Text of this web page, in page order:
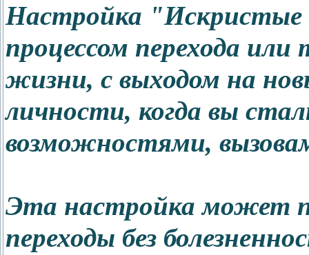
Настройка "Искристые
процессом перехода
жизни, с выходом на
личности, когда вы
возможностями,
Эта настройка может
переходы без